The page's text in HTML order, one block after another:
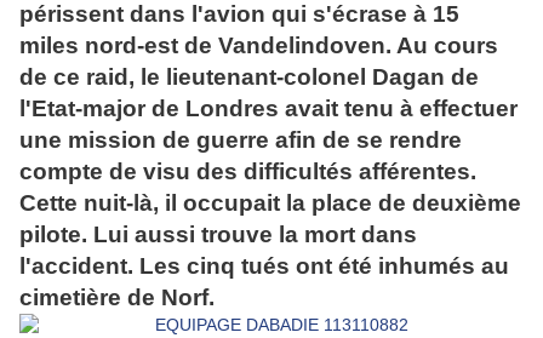
périssent dans l'avion qui s'écrase à 15
miles nord-est de Vandelindoven. Au cours
de ce raid, le lieutenant-colonel Dagan de
l'Etat-major de Londres avait tenu à effectuer
une mission de guerre afin de se rendre
compte de visu des difficultés afférentes.
Cette nuit-là, il occupait la place de deuxième
pilote. Lui aussi trouve la mort dans
l'accident. Les cinq tués ont été inhumés au
cimetière de Norf.